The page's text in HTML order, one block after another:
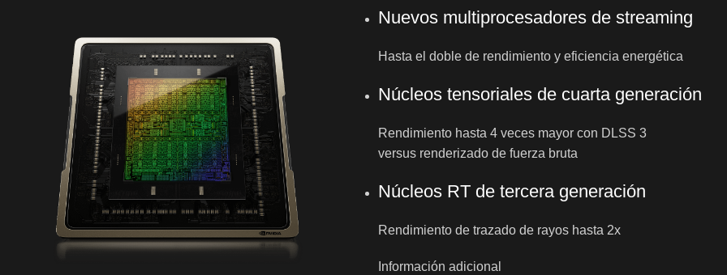
Nuevos multiprocesadores de streaming
Hasta el doble de rendimiento y eficiencia energética
Núcleos tensoriales de cuarta generación
Rendimiento hasta 4 veces mayor con DLSS 3
versus renderizado de fuerza bruta
Núcleos RT de tercera generación
Rendimiento de trazado de rayos hasta 2x
Información adicional